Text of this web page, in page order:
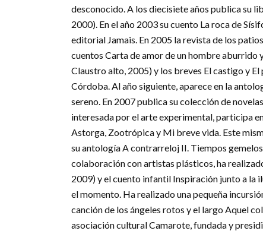
desconocido. A los diecisiete años publica su
2000). En el año 2003 su cuento La roca de
editorial Jamais. En 2005 la revista de los
cuentos Carta de amor de un hombre
Claustro alto, 2005) y los breves El castigo y
Córdoba. Al año siguiente, aparece en la
sereno. En 2007 publica su colección de
interesada por el arte experimental, participa
Astorga, Zootrópica y Mi breve vida. Este
su antología A contrarreloj II. Tiempos
colaboración con artistas plásticos, ha
2009) y el cuento infantil Inspiración junto a
el momento. Ha realizado una pequeña
canción de los ángeles rotos y el largo Aquel
asociación cultural Camarote, fundada y